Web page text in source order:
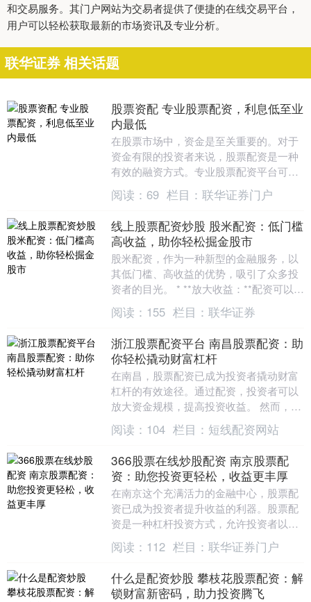
和交易服务。其门户网站为交易者提供了便捷的在线交易平台，
用户可以轻松获取最新的市场资讯及专业分析。
联华证券 相关话题
股票资配 专业股票配资，利息低至业
内最低
在股票市场中，资金是至关重要的。对于
资金有限的投资者来说，股票配资是一种
有效的融资方式。专业股票配资平台可以
为投资者提供杠杆资金，放大投资收益。
* **安全可....
阅读： 69 栏目： 联华证券门户
线上股票配资炒股 股米配资：低门槛
高收益，助你轻松掘金股市
股米配资，作为一种新型的金融服务，以
其低门槛、高收益的优势，吸引了众多投
资者的目光。 * **放大收益：**配资可以放
大投资收益，投资者可以利用配资资金购
买更多....
阅读： 155 栏目： 联华证券
浙江股票配资平台 南昌股票配资：助
你轻松撬动财富杠杆
在南昌，股票配资已成为投资者撬动财富
杠杆的有效途径。通过配资，投资者可以
放大资金规模，提高投资收益。 然而，一
些不法分子利用监管漏洞，以各种名义提
供变相配资服务....
阅读： 104 栏目： 短线配资网站
366股票在线炒股配资 南京股票配
资：助您投资更轻松，收益更丰厚
在南京这个充满活力的金融中心，股票配
资已成为投资者提升收益的利器。股票配
资是一种杠杆投资方式，允许投资者以较
小的本金撬动更大的资金，从而放大投资
收益。 选择网上....
阅读： 112 栏目： 联华证券门户
什么是配资炒股 攀枝花股票配资：解
锁财富新密码，助力投资腾飞